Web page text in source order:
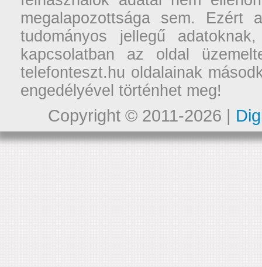
megalapozottsága sem. Ezért
tudományos jellegű
kapcsolatban az oldal
telefonteszt.hu oldalainak
engedélyével történhet meg!
Copyright © 2011-2026 |